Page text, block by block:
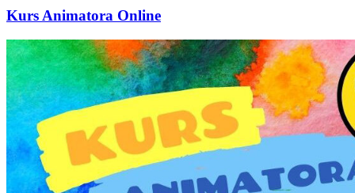
Kurs Animatora Online